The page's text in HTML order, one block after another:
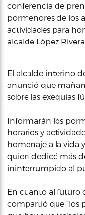
conferencia de
pormenores de los
actividades para
alcalde López
El alcalde interino
anunció que
sobre las exequias
Informarán los
horarios y
homenaje a la vida
quien dedicó más
ininterrumpido al
En cuanto al futuro
compartió que “los